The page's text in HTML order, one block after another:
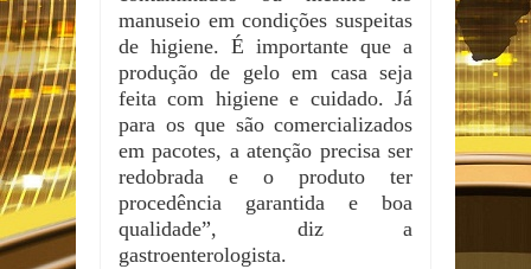
manuseio em condições suspeitas
de higiene. É importante que a
produção de gelo em casa seja
feita com higiene e cuidado. Já
para os que são comercializados
em pacotes, a atenção precisa ser
redobrada e o produto ter
procedência garantida e boa
qualidade”, diz a
gastroenterologista.